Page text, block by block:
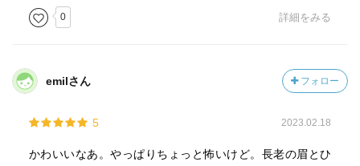
0 詳細をみる
emilさん フォロー
5 2023.02.18
かわいいなあ。やっぱりちょっと怖いけど。長老の眉とひ